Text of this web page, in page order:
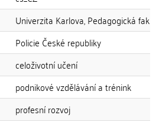
Univerzita Karlova, Pedagogická
Policie České republiky
celoživotní učení
podnikové vzdělávání a trénink
profesní rozvoj